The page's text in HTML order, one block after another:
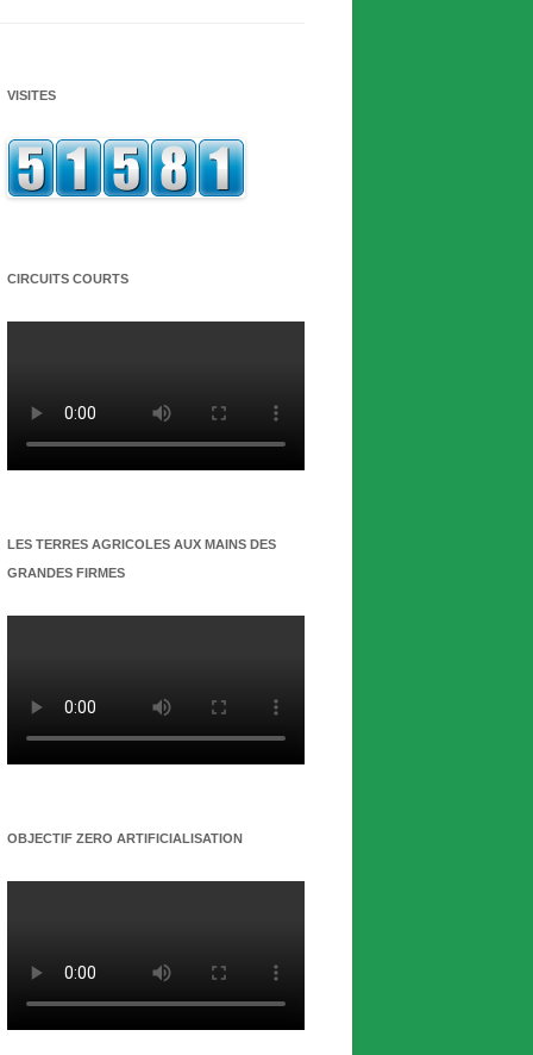
VISITES
CIRCUITS COURTS
LES TERRES AGRICOLES AUX MAINS DES
GRANDES FIRMES
OBJECTIF ZERO ARTIFICIALISATION